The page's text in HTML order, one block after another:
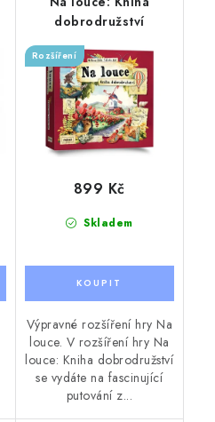
dobrodružství
Rozšíření
Skladem
899 Kč
Výpravné rozšíření hry Na
louce. V rozšíření hry Na
louce: Kniha dobrodružství
se vydáte na fascinující
putování z...